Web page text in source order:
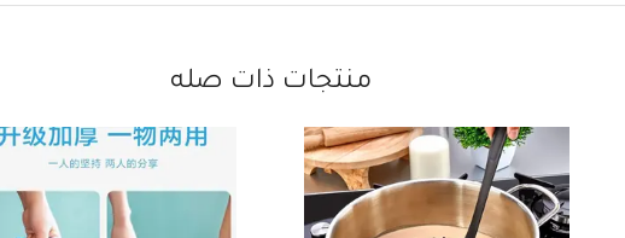
منتجات ذات صله